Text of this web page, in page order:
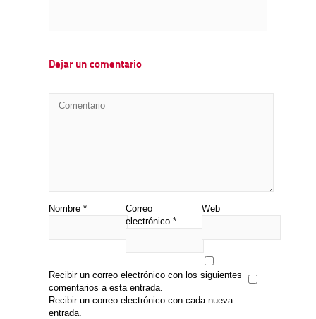
Dejar un comentario
Nombre *
Correo
electrónico *
Web
Recibir un correo electrónico con los siguientes
comentarios a esta entrada.
Recibir un correo electrónico con cada nueva
entrada.